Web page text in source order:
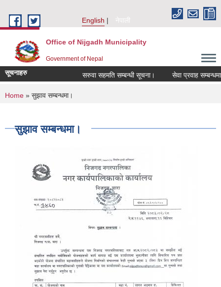
English
नेपाली
Office of Nijgadh Municipality
Government of Nepal
सूचनाहरु सरुवा सहमति सम्बन्धी सूचना। सेवा प्रवाह सम्बन्धमा।
You are here
Home » सुझाव सम्बन्धमा।
सुझाव सम्बन्धमा।